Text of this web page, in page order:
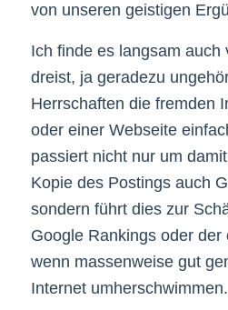
von unseren geistigen
Ich finde es langsam auch
dreist, ja geradezu
Herrschaften die fremden
oder einer Webseite
passiert nicht nur um
Kopie des Postings auch
sondern führt dies zur
Google Rankings oder der
wenn massenweise gut
Internet umherschwimmen.